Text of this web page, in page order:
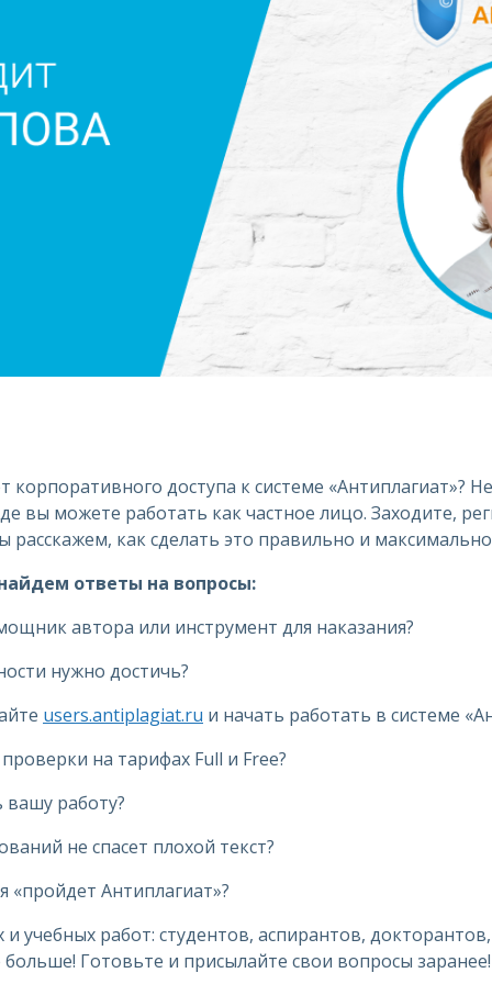
доступа к системе «Антиплагиат»?
вы можете работать как частное лицо. Заходите,
расскажем, как сделать это правильно и
ответы на вопросы:
автора или инструмент для наказания?
нужно достичь?
users.antiplagiat.ru и начать работать в системе
на тарифах Full и Free?
вашу работу?
не спасет плохой текст?
«пройдет Антиплагиат»?
учебных работ: студентов, аспирантов, докторантов,
Готовьте и присылайте свои вопросы заранее!